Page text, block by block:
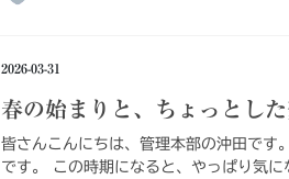
2026-03-31
春の始まりと、ちょっとし
皆さんこんにちは、管理本部の沖田です
です。 この時期になると、やっぱり気